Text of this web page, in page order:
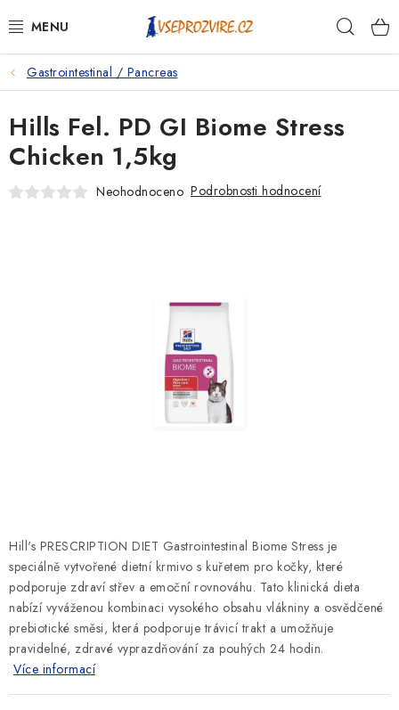
na
PSI
KOČKY
KONĚ
KRÁLÍCI/HLODAVCI/PTÁCI
Gastrointestinal / Pancreas
Hill's PRESCRIPTION DIET Gastrointestinal Biome Stress je
speciálně vytvořené dietní krmivo s kuřetem pro kočky, které
podporuje zdraví střev a emoční rovnováhu. Tato klinická dieta
nabízí vyváženou kombinaci vysokého obsahu vlákniny a osvědčené
prebiotické směsi, která podporuje trávicí trakt a umožňuje
pravidelné, zdravé vyprazdňování za pouhých 24 hodin.
Více informací
Hills Fel. PD GI Biome Stress
Chicken 1,5kg
Neohodnoceno Podrobnosti hodnocení